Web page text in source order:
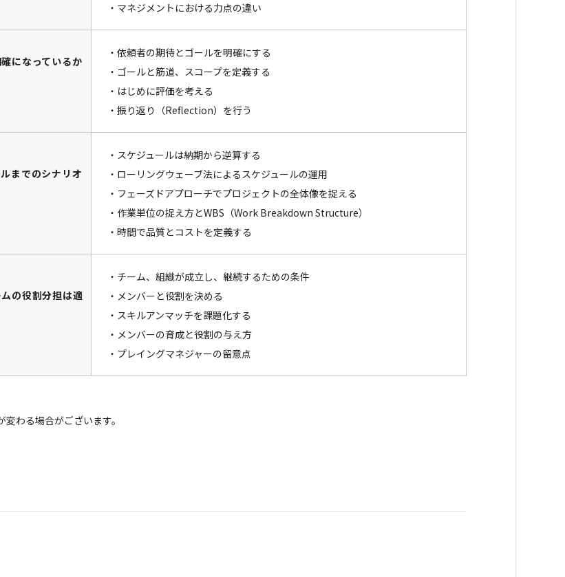
・マネジメントにおける力点の違い
になっているか
・依頼者の期待とゴールを明確にする
・ゴールと筋道、スコープを定義する
・はじめに評価を考える
・振り返り（Reflection）を行う
までのシナリオ
・スケジュールは納期から逆算する
・ローリングウェーブ法によるスケジュールの運用
・フェーズドアプローチでプロジェクトの全体像を捉える
・作業単位の捉え方とWBS（Work Breakdown Structure）
・時間で品質とコストを定義する
の役割分担は適
・チーム、組織が成立し、継続するための条件
・メンバーと役割を決める
・スキルアンマッチを課題化する
・メンバーの育成と役割の与え方
・プレイングマネジャーの留意点
わる場合がございます。